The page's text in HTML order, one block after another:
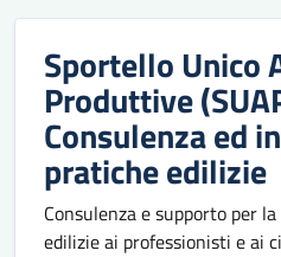
Sportello Unico
Produttive
Consulenza ed
pratiche edilizie
Consulenza e supporto per
edilizie ai professionisti e ai